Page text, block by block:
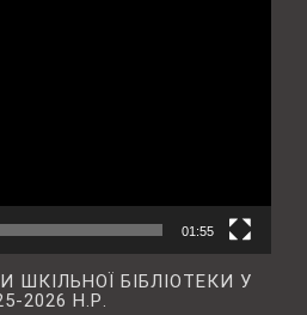
01:55
ШКІЛЬНОЇ БІБЛІОТЕКИ У
2026 Н.Р.